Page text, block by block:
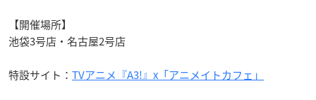
【開催場所】
池袋3号店・名古屋2号店
特設サイト： TVアニメ『A3!』x「アニメイトカフェ」